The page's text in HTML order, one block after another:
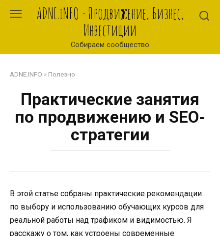
ADNE.iNFO - Продвижение, Бизнес,
Инвестиции
Собираем сообщество
ADNE.INFO » Полезно
Практические занятия
по продвижению и SEO-
стратегии
В этой статье собраны практические рекомендации
по выбору и использованию обучающих курсов для
реальной работы над трафиком и видимостью. Я
расскажу о том, как устроены современные